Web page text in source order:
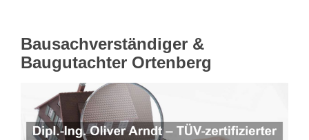
Bausachverständiger &
Baugutachter Ortenberg